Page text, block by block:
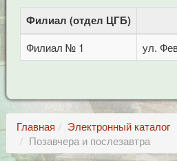
Филиал (отдел ЦГБ)
Филиал № 1 ул.
Главная
Электронный каталог
Позавчера и послезавтра